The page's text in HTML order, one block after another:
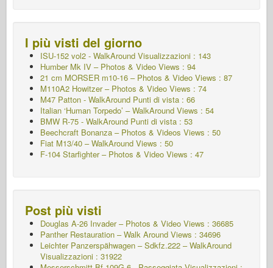
I più visti del giorno
ISU-152 vol2 - WalkAround Visualizzazioni : 143
Humber Mk IV – Photos & Video Views : 94
21 cm MORSER m10-16 – Photos & Video Views : 87
M110A2 Howitzer – Photos & Video Views : 74
M47 Patton - WalkAround Punti di vista : 66
Italian ‘Human Torpedo’ – WalkAround Views : 54
BMW R-75 - WalkAround Punti di vista : 53
Beechcraft Bonanza – Photos & Videos Views : 50
Fiat M13/40 – WalkAround Views : 50
F-104 Starfighter – Photos & Video Views : 47
Post più visti
Douglas A-26 Invader – Photos & Video Views : 36685
Panther Restauration – Walk Around Views : 34696
Leichter Panzerspähwagen – Sdkfz.222 – WalkAround
Visualizzazioni : 31922